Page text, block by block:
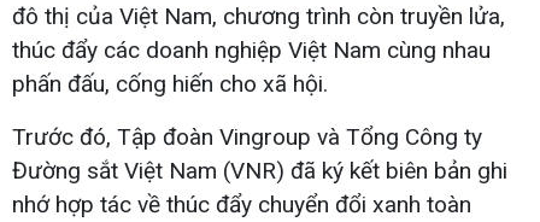
đô thị của Việt Nam, chương trình còn truyền lửa,
thúc đẩy các doanh nghiệp Việt Nam cùng nhau
phấn đấu, cống hiến cho xã hội.
Trước đó, Tập đoàn Vingroup và Tổng Công ty
Đường sắt Việt Nam (VNR) đã ký kết biên bản ghi
nhớ hợp tác về thúc đẩy chuyển đổi xanh toàn